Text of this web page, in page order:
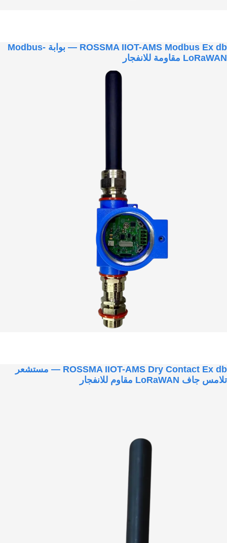
ROSSMA IIOT-AMS Modbus Ex db — بوابة Modbus-
LoRaWAN مقاومة للانفجار
ROSSMA IIOT-AMS Dry Contact Ex db — مستشعر
تلامس جاف LoRaWAN مقاوم للانفجار